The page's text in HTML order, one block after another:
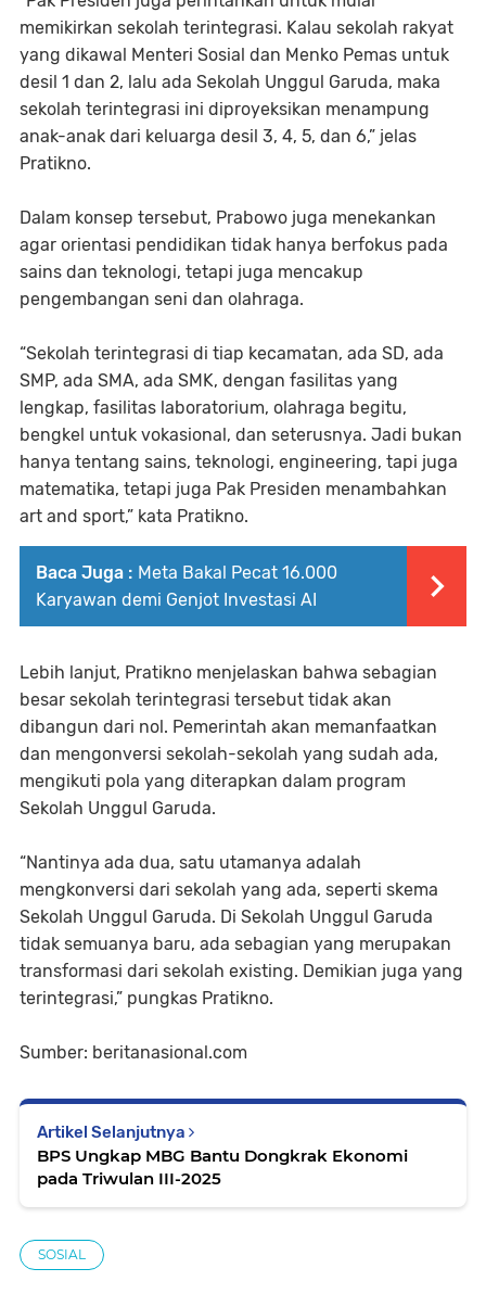
memikirkan sekolah terintegrasi. Kalau sekolah rakyat
yang dikawal Menteri Sosial dan Menko Pemas untuk
desil 1 dan 2, lalu ada Sekolah Unggul Garuda, maka
sekolah terintegrasi ini diproyeksikan menampung
anak-anak dari keluarga desil 3, 4, 5, dan 6,” jelas
Pratikno.
Dalam konsep tersebut, Prabowo juga menekankan
agar orientasi pendidikan tidak hanya berfokus pada
sains dan teknologi, tetapi juga mencakup
pengembangan seni dan olahraga.
“Sekolah terintegrasi di tiap kecamatan, ada SD, ada
SMP, ada SMA, ada SMK, dengan fasilitas yang
lengkap, fasilitas laboratorium, olahraga begitu,
bengkel untuk vokasional, dan seterusnya. Jadi bukan
hanya tentang sains, teknologi, engineering, tapi juga
matematika, tetapi juga Pak Presiden menambahkan
art and sport,” kata Pratikno.
Baca Juga : Meta Bakal Pecat 16.000
Karyawan demi Genjot Investasi AI
Lebih lanjut, Pratikno menjelaskan bahwa sebagian
besar sekolah terintegrasi tersebut tidak akan
dibangun dari nol. Pemerintah akan memanfaatkan
dan mengonversi sekolah-sekolah yang sudah ada,
mengikuti pola yang diterapkan dalam program
Sekolah Unggul Garuda.
“Nantinya ada dua, satu utamanya adalah
mengkonversi dari sekolah yang ada, seperti skema
Sekolah Unggul Garuda. Di Sekolah Unggul Garuda
tidak semuanya baru, ada sebagian yang merupakan
transformasi dari sekolah existing. Demikian juga yang
terintegrasi,” pungkas Pratikno.
Sumber: beritanasional.com
Artikel Selanjutnya
BPS Ungkap MBG Bantu Dongkrak Ekonomi
pada Triwulan III-2025
SOSIAL